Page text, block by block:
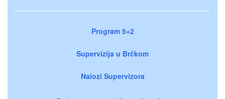
Program 5+2
Supervizija u Brčkom
Nalozi Supervizora